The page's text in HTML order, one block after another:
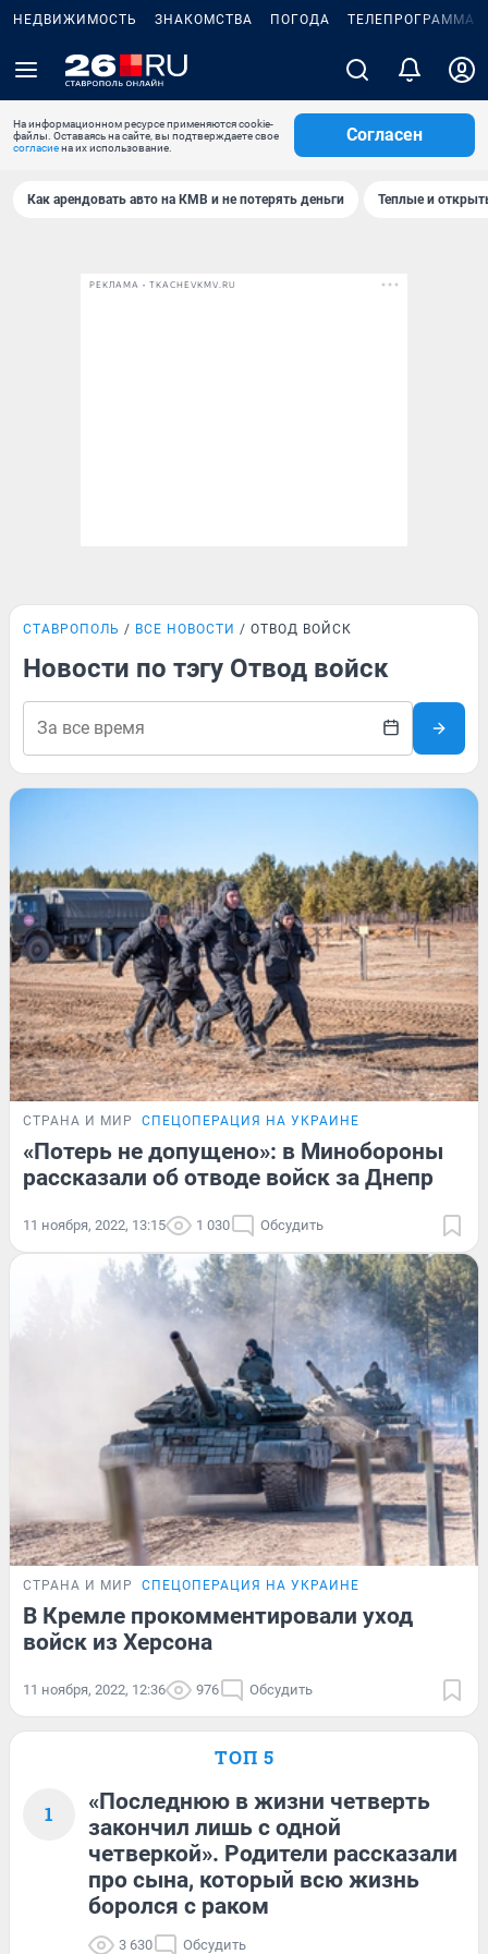
НЕДВИЖИМОСТЬ ЗНАКОМСТВА ПОГОДА ТЕЛЕПРОГРАММА
На информационном ресурсе применяются cookie-
файлы. Оставаясь на сайте, вы подтверждаете свое
согласиена их использование.
Согласен
Как арендовать авто на КМВ и не потерять деньги Теплые и
РЕКЛАМА • TKACHEVKMV.RU
СТАВРОПОЛЬ ВСЕ НОВОСТИ ОТВОД ВОЙСК
Новости по тэгу Отвод войск
СТРАНА И МИР СПЕЦОПЕРАЦИЯ НА УКРАИНЕ
«Потерь не допущено»: в Минобороны
рассказали об отводе войск за Днепр
11 ноября, 2022, 13:15 1 030 Обсудить
СТРАНА И МИР СПЕЦОПЕРАЦИЯ НА УКРАИНЕ
В Кремле прокомментировали уход
войск из Херсона
11 ноября, 2022, 12:36 976 Обсудить
ТОП 5
1
«Последнюю в жизни четверть
закончил лишь с одной
четверкой». Родители рассказали
про сына, который всю жизнь
боролся с раком
3 630 Обсудить